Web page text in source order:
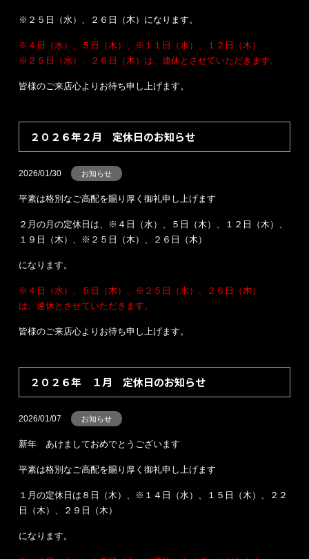
※２５日（水）、２６日（木）になります。
※４日（水）、５日（木）、※１１日（水）、１２日（木）
※２５日（水）、２６日（木）は、連休とさせていただきます。
皆様のご来店心よりお待ち申し上げます。
２０２６年２月 定休日のお知らせ
2026/01/30 お知らせ
平素は格別なご高配を賜り厚く御礼申し上げます
２月の月の定休日は、※４日（水）、５日（木）、１２日（木）、
１９日（木）、※２５日（木）、２６日（木）
になります。
※４日（水）、５日（木）、※２５日（水）、２６日（木）
は、連休とさせていただきます。
皆様のご来店心よりお待ち申し上げます。
２０２６年 １月 定休日のお知らせ
2026/01/07 お知らせ
新年 あけましておめでとうございます
平素は格別なご高配を賜り厚く御礼申し上げます
１月の定休日は８日（木）、※１４日（水）、１５日（木）、２２
日（木）、２９日（木）
になります。